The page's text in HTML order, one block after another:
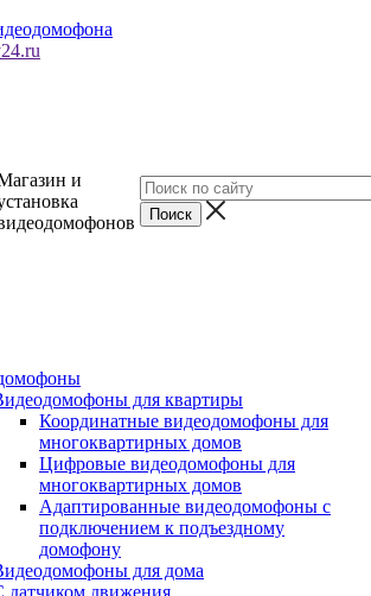
и
для квартиры
Координатные видеодомофоны для
многоквартирных домов
Цифровые видеодомофоны для
многоквартирных домов
Адаптированные видеодомофоны с
подключением к подъездному
домофону
для дома
датчиком движения